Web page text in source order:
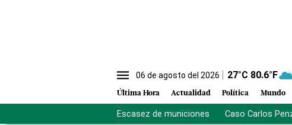
06 de agosto del 2026 27°C 80.6°F
Última Hora Actualidad Política Mundo
Escasez de municiones Caso Carlos